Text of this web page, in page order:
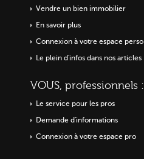
Vendre un bien immobilier
En savoir plus
Connexion à votre espace perso
Le plein d'infos dans nos articles
VOUS, professionnels :
Le service pour les pros
Demande d'informations
Connexion à votre espace pro